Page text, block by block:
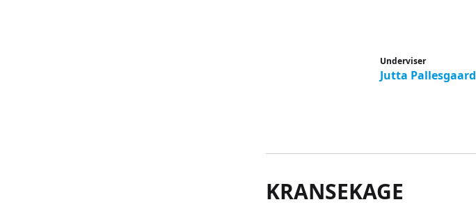
Underviser
Jutta Pallesgaard
KRANSEKAGE